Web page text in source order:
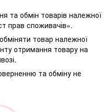
та обмін товарів належної
прав споживачів».
товар належної
отримання товару на
та обміну не